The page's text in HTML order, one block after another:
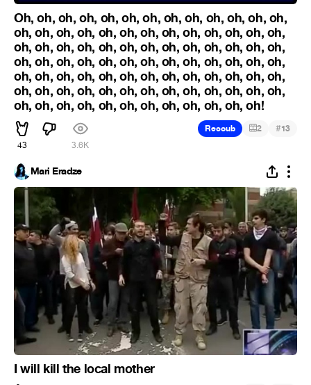
Oh, oh, oh, oh, oh, oh, oh, oh, oh, oh, oh, oh, oh,
oh, oh, oh, oh, oh, oh, oh, oh, oh, oh, oh, oh, oh,
oh, oh, oh, oh, oh, oh, oh, oh, oh, oh, oh, oh, oh,
oh, oh, oh, oh, oh, oh, oh, oh, oh, oh, oh, oh, oh,
oh, oh, oh, oh, oh, oh, oh, oh, oh, oh, oh, oh, oh,
oh, oh, oh, oh, oh, oh, oh, oh, oh, oh, oh, oh, oh,
oh, oh, oh, oh, oh, oh, oh, oh, oh, oh, oh, oh!
43 3.6K
Recoub 2 #13
Mari Eradze
I will kill the local mother